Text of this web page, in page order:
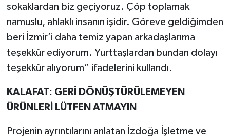
sokaklardan biz geçiyoruz. Çöp toplamak
namuslu, ahlaklı insanın işidir. Göreve geldiğimden
beri İzmir’i daha temiz yapan arkadaşlarıma
teşekkür ediyorum. Yurttaşlardan bundan dolayı
teşekkür alıyorum” ifadelerini kullandı.
KALAFAT: GERİ DÖNÜŞTÜRÜLEMEYEN
ÜRÜNLERİ LÜTFEN ATMAYIN
Projenin ayrıntılarını anlatan İzdoğa İşletme ve